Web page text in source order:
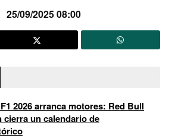
25/09/2025 08:00
2026 arranca motores: Red Bull
un calendario de